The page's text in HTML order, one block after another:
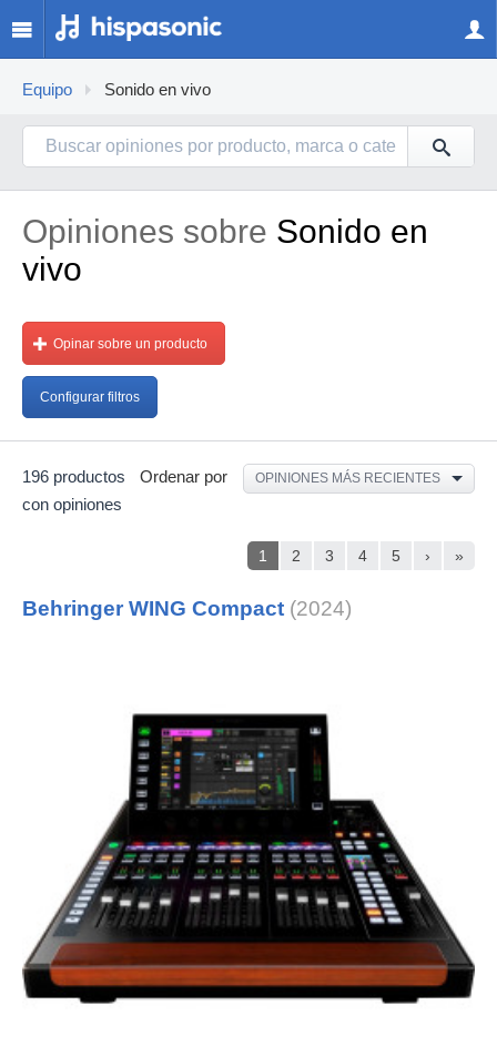
Equipo Sonido en vivo
Opiniones sobre Sonido en
vivo
Opinar sobre un producto
Configurar filtros
Ordenar por OPINIONES MÁS RECIENTES
196 productos
con opiniones
1 2 3 4 5 › »
Behringer WING Compact (2024)